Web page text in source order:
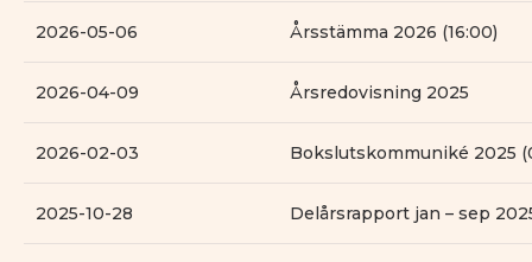
2026-05-06 Årsstämma 2026 (16:00)
2026-04-09 Årsredovisning 2025
2026-02-03 Bokslutskommuniké 2025
2025-10-28 Delårsrapport jan – sep